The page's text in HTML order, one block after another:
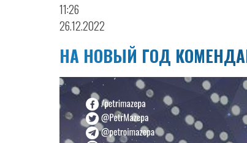
11:26
26.12.2022
НА НОВЫЙ ГОД